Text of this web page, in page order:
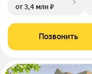
от 3,4 млн ₽
Позвонить